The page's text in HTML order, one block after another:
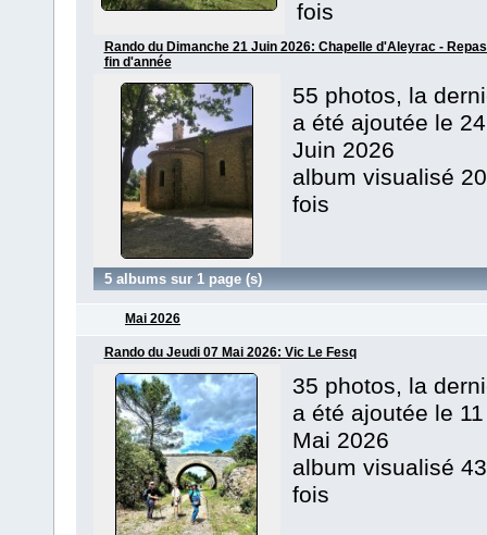
fois
Rando du Dimanche 21 Juin 2026: Chapelle d'Aleyrac -
fin d'année
55 photos, la
a été ajoutée le 24
Juin 2026
album visualisé 20
fois
5 albums sur 1 page (s)
Mai 2026
Rando du Jeudi 07 Mai 2026: Vic Le Fesq
35 photos, la
a été ajoutée le 11
Mai 2026
album visualisé 43
fois